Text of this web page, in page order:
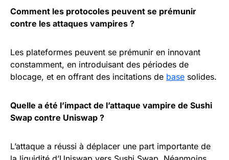
Comment les protocoles peuvent se prémunir
contre les attaques vampires ?
Les plateformes peuvent se prémunir en innovant
constamment, en introduisant des périodes de
blocage, et en offrant des incitations de base solides.
Quelle a été l’impact de l’attaque vampire de Sushi
Swap contre Uniswap ?
L’attaque a réussi à déplacer une part importante de